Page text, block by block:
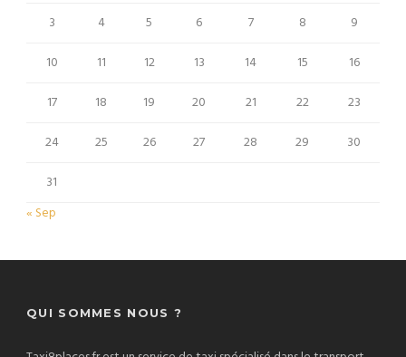
3
4 5 6 7 8
9
10
11 12 13 14 15
16
17
18 19 20 21 22
23
24
25 26 27 28 29
30
31
« Sep
QUI SOMMES NOUS ?